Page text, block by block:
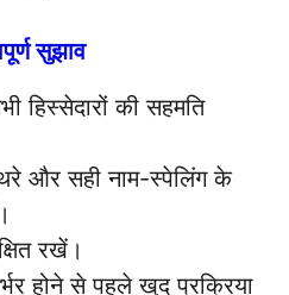
सुझाव
हिस्सेदारों की सहमति
और सही नाम-स्पेलिंग के
रखें।
होने से पहले खुद प्रक्रिया